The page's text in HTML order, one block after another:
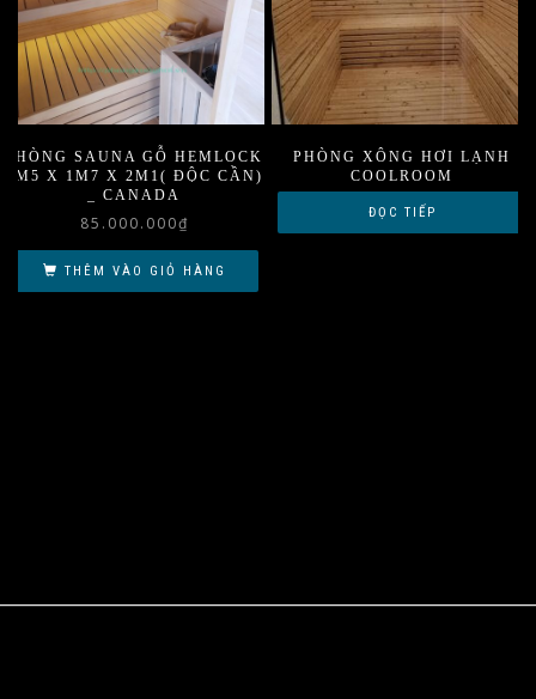
PHÒNG SAUNA GỖ HEMLOCK
1M5 X 1M7 X 2M1( ĐỘC CẦN)
_ CANADA
85.000.000₫
THÊM VÀO GIỎ HÀNG
PHÒNG XÔNG HƠI LẠNH
COOLROOM
ĐỌC TIẾP